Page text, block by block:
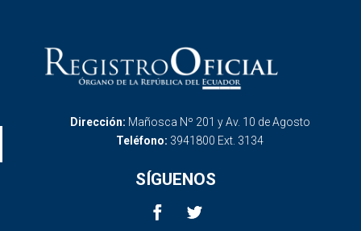
Dirección: Mañosca Nº 201 y Av. 10 de Agosto
Teléfono: 3941800 Ext. 3134
SÍGUENOS